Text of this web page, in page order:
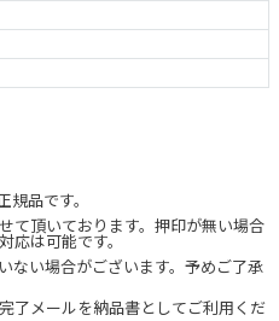
品です。
て頂いております。押印が無い場合
応は可能です。
ない場合がございます。予めご了承
了メールを納品書としてご利用くだ